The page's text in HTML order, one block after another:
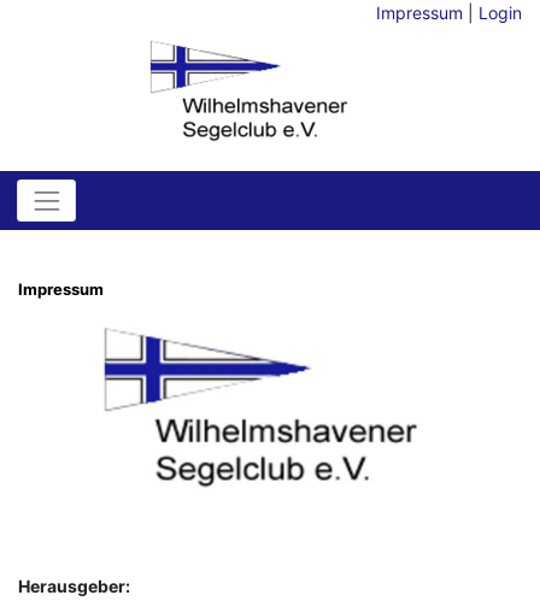
Impressum Login
Impressum
Herausgeber: